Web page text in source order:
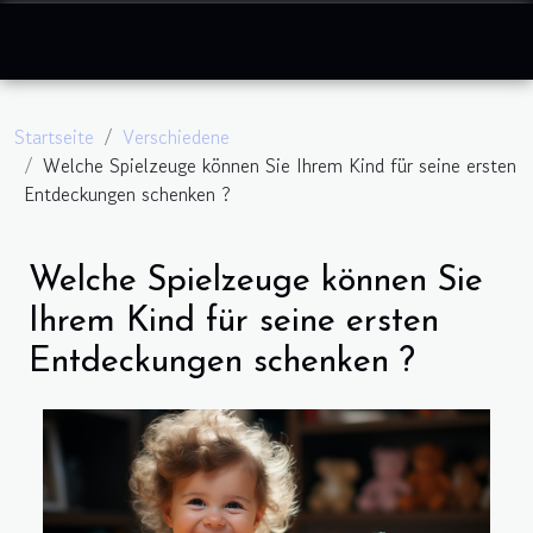
Startseite
Verschiedene
Welche Spielzeuge können Sie Ihrem Kind für seine ersten
Entdeckungen schenken ?
Welche Spielzeuge können Sie
Ihrem Kind für seine ersten
Entdeckungen schenken ?